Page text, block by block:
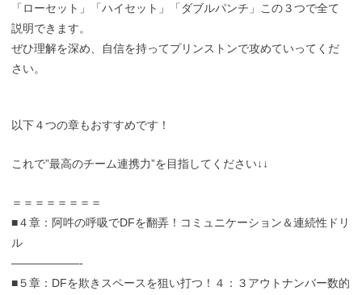
「ローセット」「ハイセット」「ダブルパンチ」この３つで全て
説明できます。
ぜひ理解を深め、自信を持ってプリンストンで攻めていってくだ
さい。
以下４つの章もおすすめです！
これで”最高のチーム連携力”を目指してください↓↓
＝＝＝＝＝＝＝＝
■４章：阿吽の呼吸でDFを翻弄！コミュニケーション＆連続性ドリ
ル
——————-
■５章：DFを欺きスペースを狙い打つ！４：３アウトナンバー数的